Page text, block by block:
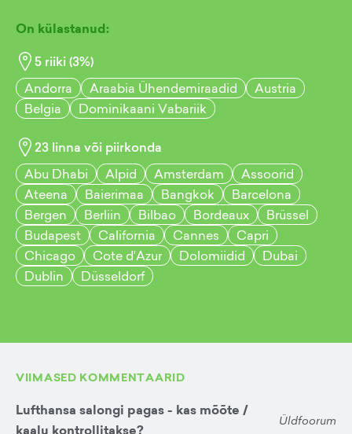
On külastanud:
5 riiki (3%)
Andorra
Araabia Ühendemiraadid
Austria
Belgia
Dominikaani Vabariik
23 linna või piirkonda
Abu Dhabi
Alpid Amsterdam
Assoorid
Ateena
Baierimaa Bangkok
Barcelona
Bergen
Berliin Bilbao Bordeaux
Brüssel
Budapest
California Cannes
Capri
Chicago
Cote d'Azur Dolomiidid
Dubai
Dublin
Düsseldorf
VIIMASED KOMMENTAARID
Lufthansa salongi pagas - kas mõõte /
Üldfoorum